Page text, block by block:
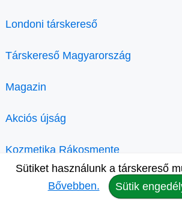
Londoni társkereső
Társkereső Magyarország
Magazin
Akciós újság
Kozmetika Rákosmente
Sütiket használunk a társkereső
Bővebben.
Sütik